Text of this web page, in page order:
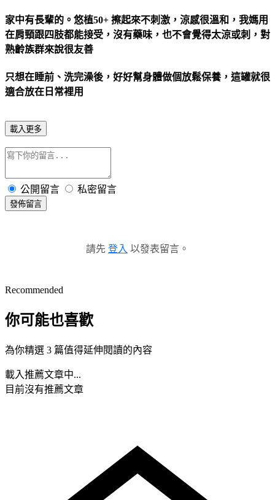
家中有長輩的。悠植50+ 擦起來不刺激，涼感很溫和，我媽用
在肩頸跟四肢都能接受，沒有藥味，也不會覺得太涼或刺，對
熟齡族群來說很友善
只想在睡前、洗完澡後，好好幫身體做個放鬆保養，這罐就很
適合放在日常裡用
載入更多
公開留言 私密留言
發佈留言
請先 登入 以發表留言。
Recommended
你可能也喜歡
為你精選 3 篇值得延伸閱讀的內容
載入推薦文章中...
目前沒有推薦文章